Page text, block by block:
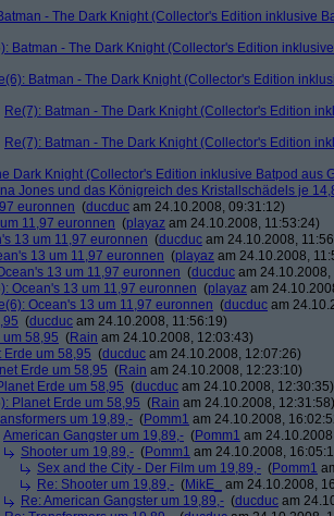
- The Dark Knight (Collector's Edition inklusive
Batman - The Dark Knight (Collector's Edition
Batman - The Dark Knight (Collector's Edition
Re(7): Batman - The Dark Knight (Collector's Edition
Re(7): Batman - The Dark Knight (Collector's Edition
Dark Knight (Collector's Edition inklusive Batpod aus
Jones und das Königreich des Kristallschädels je
euronnen (ducduc am 24.10.2008, 09:31:12)
11,97 euronnen (playaz am 24.10.2008, 11:53:24)
13 um 11,97 euronnen (ducduc am 24.10.2008,
13 um 11,97 euronnen (playaz am 24.10.2008,
13 um 11,97 euronnen (ducduc am
Ocean's 13 um 11,97 euronnen (playaz am
Ocean's 13 um 11,97 euronnen (ducduc am
(ducduc am 24.10.2008, 11:56:19)
um 58,95 (Rain am 24.10.2008, 12:03:43)
Erde um 58,95 (ducduc am 24.10.2008, 12:07:26)
Erde um 58,95 (Rain am 24.10.2008, 12:23:10)
Erde um 58,95 (ducduc am 24.10.2008, 12:30:35)
Planet Erde um 58,95 (Rain am 24.10.2008, 12:31:58)
um 19,89,- (Pomm1 am 24.10.2008,
American Gangster um 19,89,- (Pomm1 am
Shooter um 19,89,- (Pomm1 am 24.10.2008,
Sex and the City - Der Film um 19,89,- (Pomm1
Re: Shooter um 19,89,- (MikE_
am 24.10.2008,
Re: American Gangster um 19,89,- (ducduc am